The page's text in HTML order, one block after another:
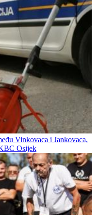
Vinkovaca i Jankovaca,
Osijek